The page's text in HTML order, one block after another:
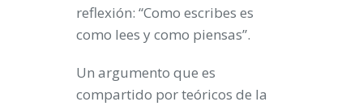
reflexión: “Como escribes es
como lees y como piensas”.
Un argumento que es
compartido por teóricos de la